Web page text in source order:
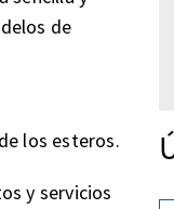
de
los esteros.
y servicios